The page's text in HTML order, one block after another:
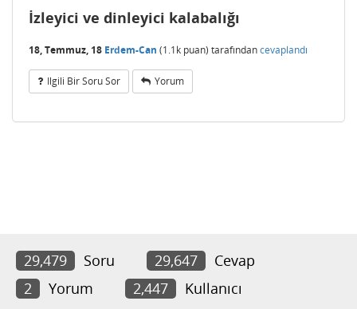
İzleyici ve dinleyici kalabalığı
18, Temmuz, 18 Erdem-Can (1.1k puan) tarafındancevaplandı
Ilgili Bir Soru Sor Yorum
29,479 Soru 29,647
Cevap
2
Yorum 2,447 Kullanıcı